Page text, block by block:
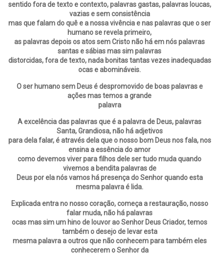
sentido fora de texto e contexto, palavras gastas, palavras loucas,
vazias e sem consistência
mas que falam do quê e a nossa vivência e nas palavras que o ser
humano se revela primeiro,
as palavras depois os atos sem Cristo não há em nós palavras
santas e sábias mas sim palavras
distorcidas, fora de texto, nada bonitas tantas vezes inadequadas
ocas e abomináveis.
O ser humano sem Deus é despromovido de boas palavras e
ações mas temos a grande
palavra
A excelência das palavras que é a palavra de Deus, palavras
Santa, Grandiosa, não há adjetivos
para dela falar, é através dela que o nosso bom Deus nos fala, nos
ensina a essência do amor
como devemos viver para filhos dele ser tudo muda quando
vivemos a bendita palavras de
Deus por ela nós vamos há presença do Senhor quando esta
mesma palavra é lida.
Explicada entra no nosso coração, começa a restauração, nosso
falar muda, não há palavras
ocas mas sim um hino de louvor ao Senhor Deus Criador, temos
também o desejo de levar esta
mesma palavra a outros que não conhecem para também eles
conhecerem o Senhor da